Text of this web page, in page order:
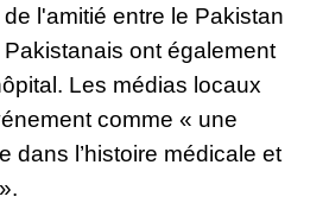
l'amitié entre le Pakistan
ont également
Les médias locaux
comme « une
dans l’histoire médicale et